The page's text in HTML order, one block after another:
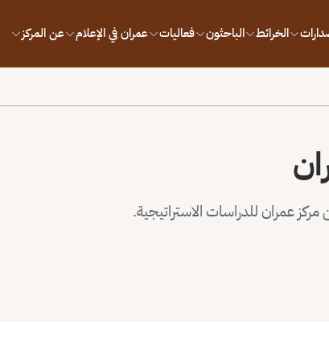
الخرائط الباحثون فعاليات عمران في الإعلام عن المركز
عمران للدراسات الاستراتيجية.